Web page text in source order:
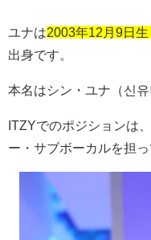
ユナは2003年12月9日
出身です。
本名はシン・ユナ（신
ITZYでのポジションは
ー・サブボーカルを担っ